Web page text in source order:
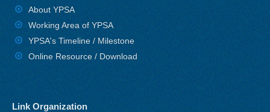
About YPSA
Working Area of YPSA
YPSA's Timeline / Milestone
Online Resource / Download
Link Organization